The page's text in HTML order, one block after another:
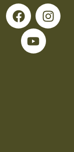
F
a
c
e
I
n
s
Y
o
u
t
u